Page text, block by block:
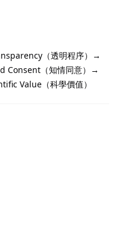
（透明程序）→
（知情同意）→
Value（科學價值）